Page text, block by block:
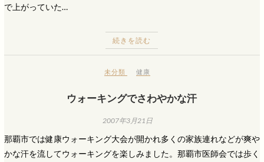
で上がっていた…
続きを読む
未分類 健康
ウォーキングでさわやかな汗
2007年3月21日
那覇市では健康ウォーキング大会が開かれ多くの家族連れなどが爽や
かな汗を流してウォーキングを楽しみました。那覇市医師会では歩く